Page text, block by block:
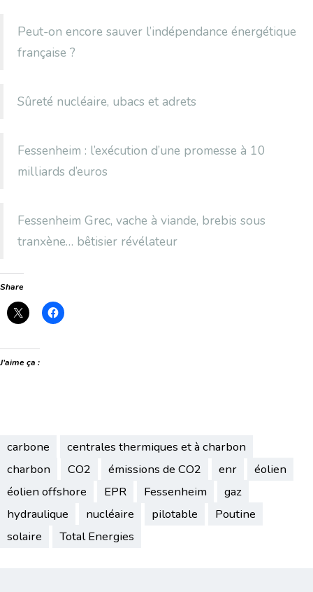
Peut-on encore sauver l’indépendance énergétique
française ?
Sûreté nucléaire, ubacs et adrets
Fessenheim : l’exécution d’une promesse à 10
milliards d’euros
Fessenheim Grec, vache à viande, brebis sous
tranxène… bêtisier révélateur
Share
J’aime ça :
carbone
centrales thermiques et à charbon
charbon
CO2 émissions de CO2 enr
éolien
éolien offshore
EPR Fessenheim
gaz
hydraulique
nucléaire pilotable
Poutine
solaire
Total Energies